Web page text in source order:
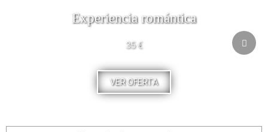
Experiencia romántica
35 €
VER OFERTA